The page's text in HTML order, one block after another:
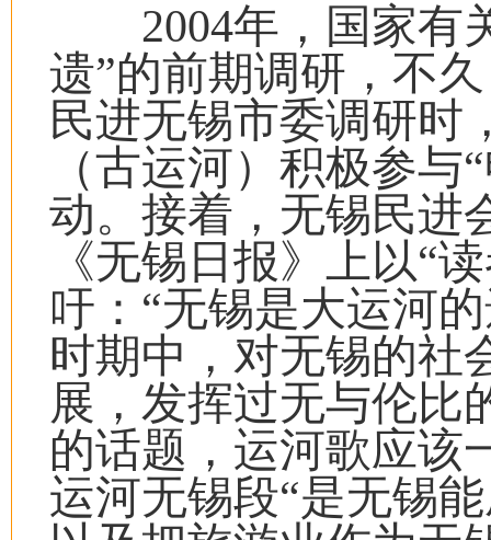
2004年，国家有
遗”的前期调研，不
民进无锡市委调研时
（古运河）积极参
动。接着，无锡民进
《无锡日报》上以“
吁：“无锡是大运河
时期中，对无锡的社
展，发挥过无与伦比
的话题，运河歌应该
运河无锡段“是无锡